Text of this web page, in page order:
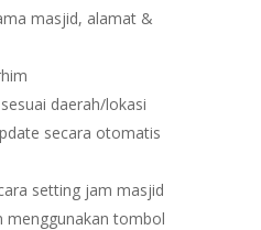
masjid, alamat &
daerah/lokasi
secara otomatis
setting jam masjid
menggunakan tombol